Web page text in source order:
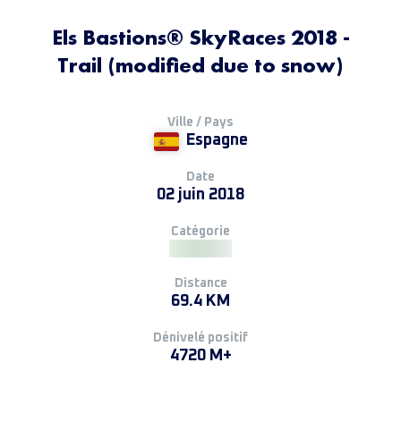
Els Bastions® SkyRaces 2018 -
Trail (modified due to snow)
Ville / Pays
Espagne
Date
02 juin 2018
Catégorie
Distance
69.4 KM
Dénivelé positif
4720 M+